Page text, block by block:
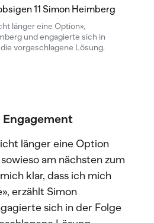
länger eine Option»,
und engagierte sich in
vorgeschlagene Lösung.
länger eine Option
am nächsten zum
klar, dass ich mich
erzählt Simon
sich in der Folge